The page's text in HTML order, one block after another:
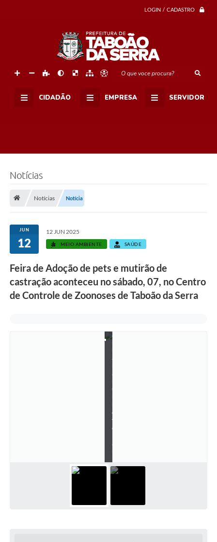
LOGIN / CADASTRO
O que voce procura?
CIDADÃO EMPRESA SERVIDOR
Notícias
Notícias Notícia
JUN
12
12 JUN 2025
MEIO AMBIENTE SAÚDE
Feira de Adoção de pets e mutirão de
castração aconteceu no sábado, 07, no Centro
de Controle de Zoonoses de Taboão da Serra
e
T
a
b
o
a
s
1
t
r
d
e
z
p
a
a
a
u
o
v
o
a